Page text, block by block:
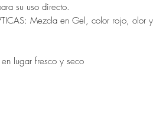
su uso directo.
Mezcla en Gel, color rojo, olor y
lugar fresco y seco